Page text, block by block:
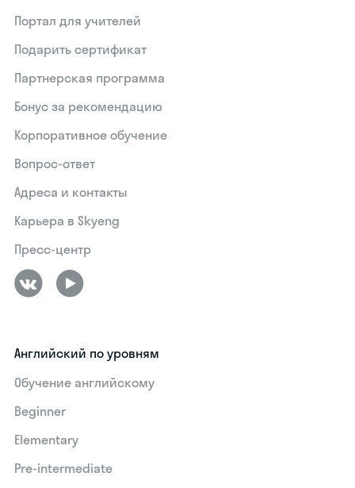
Портал для учителей
Подарить сертификат
Партнерская программа
Бонус за рекомендацию
Корпоративное обучение
Вопрос-ответ
Адреса и контакты
Карьера в Skyeng
Пресс-центр
Английский по уровням
Обучение английскому
Beginner
Elementary
Pre-intermediate